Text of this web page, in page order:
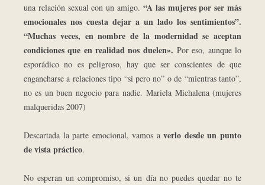
una relación sexual con un amigo. “A las mujeres por ser más
emocionales nos cuesta dejar a un lado los sentimientos”.
“Muchas veces, en nombre de la modernidad se aceptan
condiciones que en realidad nos duelen». Por eso, aunque lo
esporádico no es peligroso, hay que ser conscientes de que
engancharse a relaciones tipo “si pero no” o de “mientras tanto”,
no es un buen negocio para nadie.Mariela Michalena (mujeres
malqueridas 2007)
Descartada la parte emocional, vamos averlo desde un punto
de vista práctico.
No esperan un compromiso, si un día no puedes quedar no te